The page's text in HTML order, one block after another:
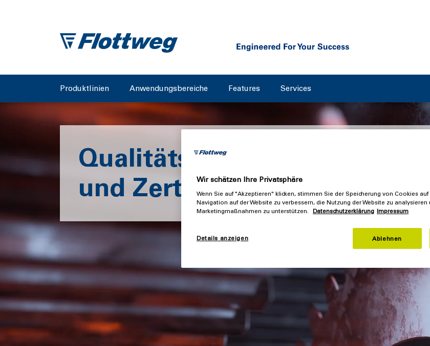
Produktlinien Anwendungsbereiche Features Services
Qualitätsphilosophie
und Zertifikate
Wir schätzen Ihre Privatsphäre
Wenn Sie auf "Akzeptieren" klicken, stimmen Sie der Speicherung von Cookies
Navigation auf der Website zu verbessern, die Nutzung der Website zu analysieren
Marketingmaßnahmen zu unterstützen.
Datenschutzerklärung Impressum
Details anzeigen Ablehnen